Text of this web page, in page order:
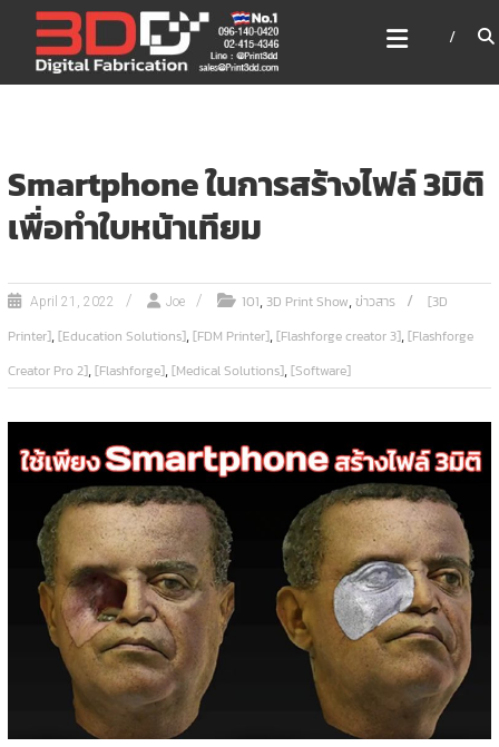
content
3DD DIGITAL FABRICATION
เครื่องพิมพ์3มิติ สแกนเนอร์
เลเซอร์
Smartphone ในการสร้างไฟล์ 3มิติ
เพื่อทำใบหน้าเทียม
April 21, 2022 Joe 101,3D Print Show,ข่าวสาร
[3D
Printer],[Education Solutions],[FDM Printer],[Flashforge creator 3],[Flashforge
Creator Pro 2],[Flashforge],[Medical Solutions],[Software]